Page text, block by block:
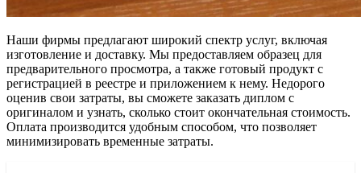
Наши фирмы предлагают широкий спектр услуг, включая
изготовление и доставку. Мы предоставляем образец для
предварительного просмотра, а также готовый продукт с
регистрацией в реестре и приложением к нему. Недорого
оценив свои затраты, вы сможете заказать диплом с
оригиналом и узнать, сколько стоит окончательная стоимость.
Оплата производится удобным способом, что позволяет
минимизировать временные затраты.